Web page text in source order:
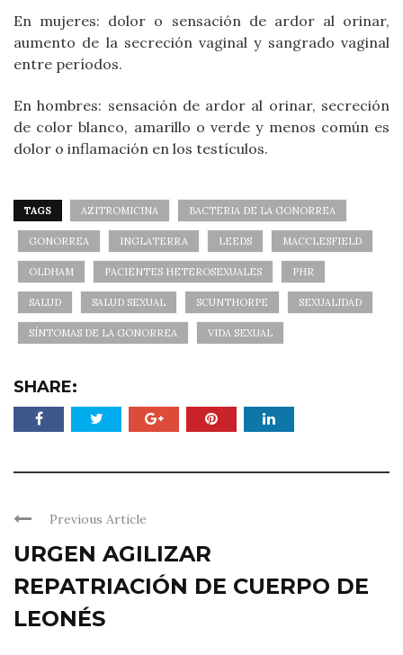
En mujeres: dolor o sensación de ardor al orinar,
aumento de la secreción vaginal y sangrado vaginal
entre períodos.
En hombres: sensación de ardor al orinar, secreción
de color blanco, amarillo o verde y menos común es
dolor o inflamación en los testículos.
TAGS AZITROMICINA BACTERIA DE LA GONORREA
GONORREA INGLATERRA LEEDS MACCLESFIELD
OLDHAM PACIENTES HETEROSEXUALES PHR
SALUD SALUD SEXUAL SCUNTHORPE SEXUALIDAD
SÍNTOMAS DE LA GONORREA VIDA SEXUAL
SHARE:
Previous Article
URGEN AGILIZAR
REPATRIACIÓN DE CUERPO DE
LEONÉS